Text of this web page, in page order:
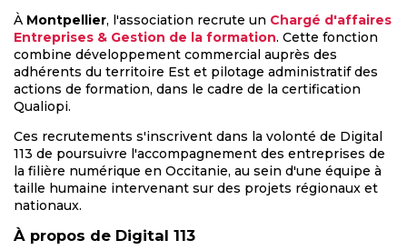
À Montpellier, l'association recrute un Chargé d'affaires
Entreprises & Gestion de la formation. Cette fonction
combine développement commercial auprès des
adhérents du territoire Est et pilotage administratif des
actions de formation, dans le cadre de la certification
Qualiopi.
Ces recrutements s'inscrivent dans la volonté de Digital
113 de poursuivre l'accompagnement des entreprises de
la filière numérique en Occitanie, au sein d'une équipe à
taille humaine intervenant sur des projets régionaux et
nationaux.
À propos de Digital 113